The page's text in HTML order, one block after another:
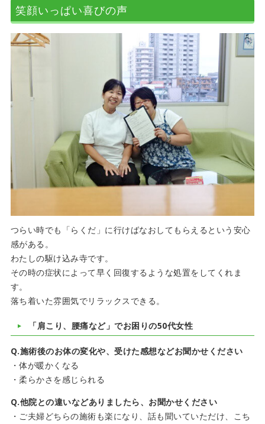
笑顔いっぱい喜びの声
つらい時でも「らくだ」に行けばなおしてもらえるという安心
感がある。
わたしの駆け込み寺です。
その時の症状によって早く回復するような処置をしてくれま
す。
落ち着いた雰囲気でリラックスできる。
「肩こり、腰痛など」でお困りの50代女性
Q.施術後のお体の変化や、受けた感想などお聞かせください
・体が暖かくなる
・柔らかさを感じられる
Q.他院との違いなどありましたら、お聞かせください
・ご夫婦どちらの施術も楽になり、話も聞いていただけ、こち